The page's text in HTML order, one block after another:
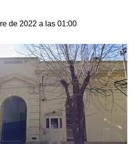
de 2022 a las 01:00